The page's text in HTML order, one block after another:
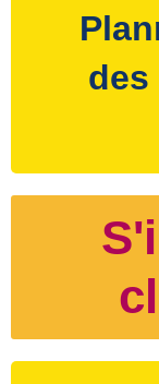
des